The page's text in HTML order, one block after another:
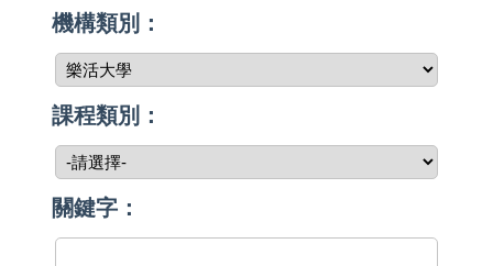
機構類別：
課程類別：
關鍵字：